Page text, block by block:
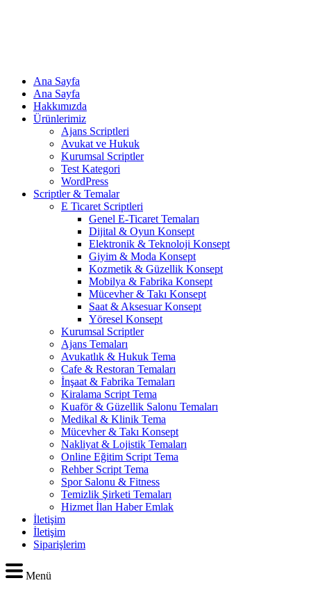
Ana Sayfa
Ana Sayfa
Hakkımızda
Ürünlerimiz
Ajans Scriptleri
Avukat ve Hukuk
Kurumsal Scriptler
Test Kategori
WordPress
Scriptler & Temalar
E Ticaret Scriptleri
Genel E-Ticaret Temaları
Dijital & Oyun Konsept
Elektronik & Teknoloji Konsept
Giyim & Moda Konsept
Kozmetik & Güzellik Konsept
Mobilya & Fabrika Konsept
Mücevher & Takı Konsept
Saat & Aksesuar Konsept
Yöresel Konsept
Kurumsal Scriptler
Ajans Temaları
Avukatlık & Hukuk Tema
Cafe & Restoran Temaları
İnşaat & Fabrika Temaları
Kiralama Script Tema
Kuaför & Güzellik Salonu Temaları
Medikal & Klinik Tema
Mücevher & Takı Konsept
Nakliyat & Lojistik Temaları
Online Eğitim Script Tema
Rehber Script Tema
Spor Salonu & Fitness
Temizlik Şirketi Temaları
Hizmet İlan Haber Emlak
İletişim
İletişim
Siparişlerim
Menü